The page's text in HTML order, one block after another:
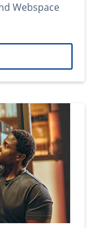
Webspace